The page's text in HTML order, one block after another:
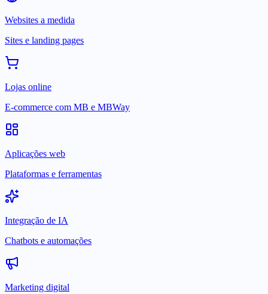
Websites a medida
Sites e landing pages
Lojas online
E-commerce com MB e MBWay
Aplicações web
Plataformas e ferramentas
Integração de IA
Chatbots e automações
Marketing digital